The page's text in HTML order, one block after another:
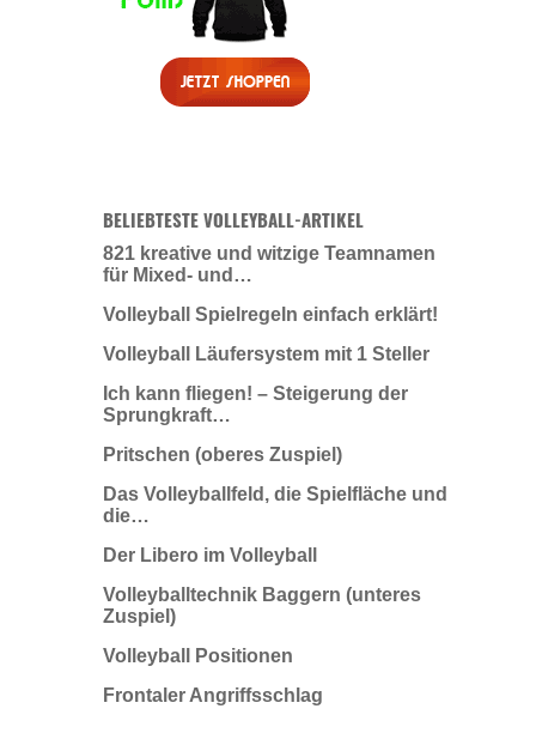
BELIEBTESTE VOLLEYBALL-ARTIKEL
821 kreative und witzige Teamnamen
für Mixed- und…
Volleyball Spielregeln einfach erklärt!
Volleyball Läufersystem mit 1 Steller
Ich kann fliegen! – Steigerung der
Sprungkraft…
Pritschen (oberes Zuspiel)
Das Volleyballfeld, die Spielfläche und
die…
Der Libero im Volleyball
Volleyballtechnik Baggern (unteres
Zuspiel)
Volleyball Positionen
Frontaler Angriffsschlag